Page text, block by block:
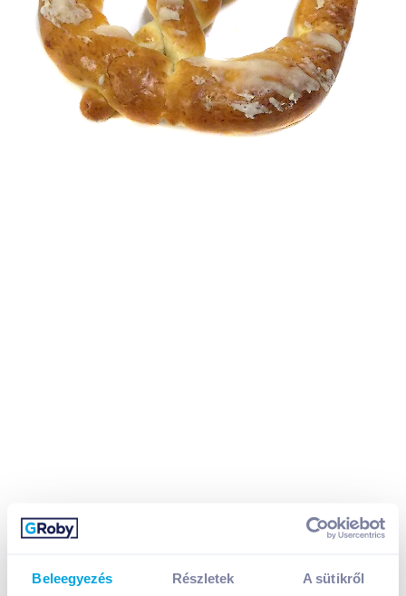
Beleegyezés Részletek A sütikről